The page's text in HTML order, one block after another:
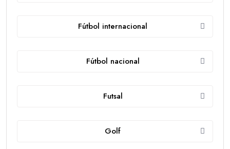
Fútbol internacional
Fútbol nacional
Futsal
Golf